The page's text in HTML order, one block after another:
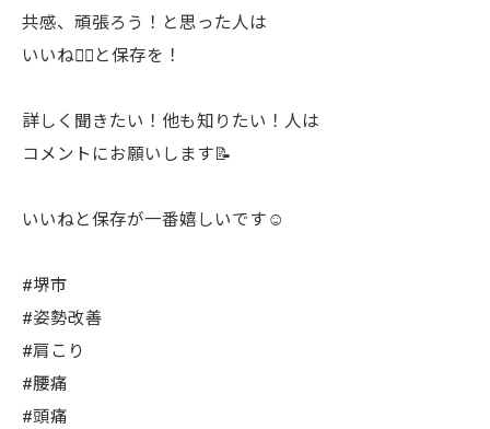
共感、頑張ろう！と思った人は
いいね👍🏻と保存を！
詳しく聞きたい！他も知りたい！人は
コメントにお願いします📝
いいねと保存が一番嬉しいです☺️
#堺市
#姿勢改善
#肩こり
#腰痛
#頭痛